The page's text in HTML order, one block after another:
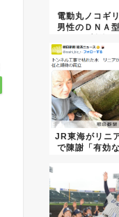
電動丸ノコギ
男性のＤＮＡ
JR東海がリニ
で陳謝「有効